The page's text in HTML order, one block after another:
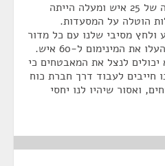
להעסיק מאבטחים. כל מסעדה של 25 איש ומעלה הייתה
הוטלה על המסעדות.
ולחץ מסיבי שלנו עם כל מדור
האבטחה של משטרת ישראל העלו את המינימום ל-60 איש.
לנצל את המאבטחים כי
חייבים לעבוד דרך חברת כוח
ואסור שיהיו לנו יחסי